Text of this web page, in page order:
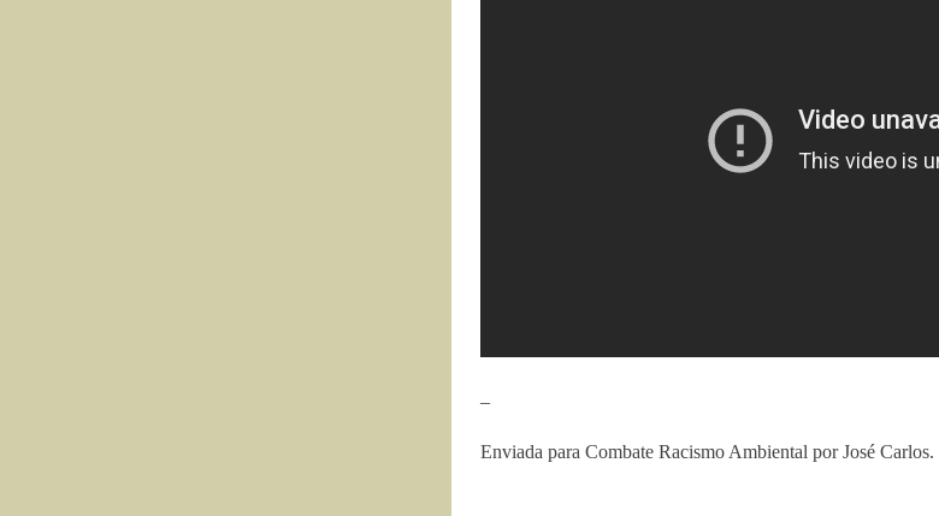
–
Enviada para Combate Racismo Ambiental por José Carlos.